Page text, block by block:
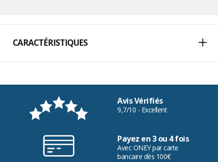
CARACTÉRISTIQUES
Avis Vérifiés
9,7/10 - Excellent
Payez en 3 ou 4 fois
Avec ONEY par carte
bancaire dès 100€